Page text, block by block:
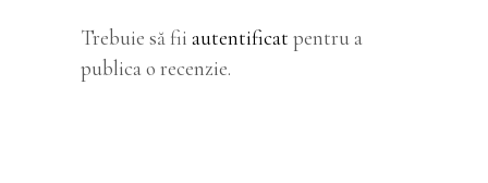
Trebuie să fii autentificat pentru a
publica o recenzie.